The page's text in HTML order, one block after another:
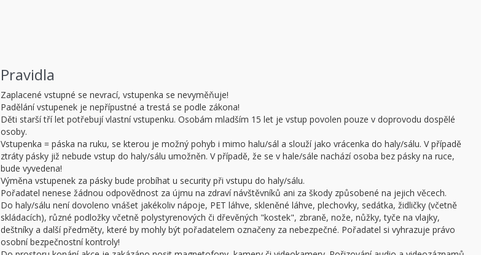
Pravidla
Zaplacené vstupné se nevrací, vstupenka se nevyměňuje!
Padělání vstupenek je nepřípustné a trestá se podle zákona!
Děti starší tří let potřebují vlastní vstupenku. Osobám mladším 15 let je vstup povolen pouze v doprovodu dospělé
osoby.
Vstupenka = páska na ruku, se kterou je možný pohyb i mimo halu/sál a slouží jako vrácenka do haly/sálu. V případě
ztráty pásky již nebude vstup do haly/sálu umožněn. V případě, že se v hale/sále nachází osoba bez pásky na ruce,
bude vyvedena!
Výměna vstupenek za pásky bude probíhat u security při vstupu do haly/sálu.
Pořadatel nenese žádnou odpovědnost za újmu na zdraví návštěvníků ani za škody způsobené na jejich věcech.
Do haly/sálu není dovoleno vnášet jakékoliv nápoje, PET láhve, skleněné láhve, plechovky, sedátka, židličky (včetně
skládacích), různé podložky včetně polystyrenových či dřevěných "kostek", zbraně, nože, nůžky, tyče na vlajky,
deštníky a další předměty, které by mohly být pořadatelem označeny za nebezpečné. Pořadatel si vyhrazuje právo
osobní bezpečnostní kontroly!